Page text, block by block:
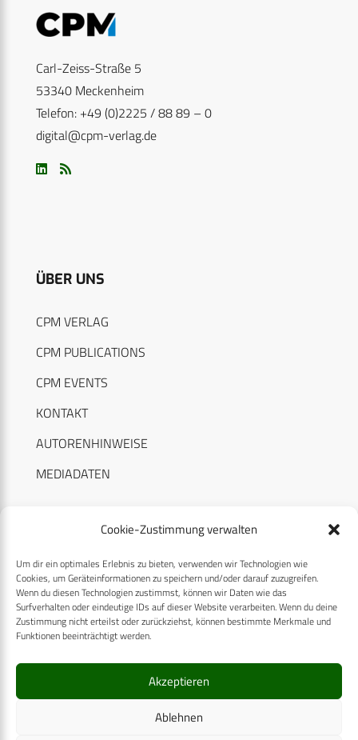
Cookie-Zustimmung verwalten
Um dir ein optimales Erlebnis zu bieten, verwenden wir Technologien wie
Cookies, um Geräteinformationen zu speichern und/oder darauf zuzugreifen.
Wenn du diesen Technologien zustimmst, können wir Daten wie das
Surfverhalten oder eindeutige IDs auf dieser Website verarbeiten. Wenn du deine
Zustimmung nicht erteilst oder zurückziehst, können bestimmte Merkmale und
Funktionen beeinträchtigt werden.
Akzeptieren
Ablehnen
Carl-Zeiss-Straße 5
53340 Meckenheim
Telefon: +49 (0)2225 / 88 89 – 0
digital@cpm-verlag.de
ÜBER UNS
CPM VERLAG
CPM PUBLICATIONS
CPM EVENTS
KONTAKT
AUTORENHINWEISE
MEDIADATEN
RECHTLICHES
Datenschutzerklärung
Cookie-Richtlinie (EU)